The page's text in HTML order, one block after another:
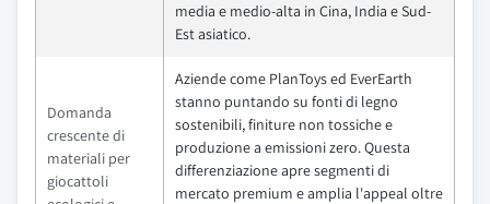
media e medio-alta in Cina, India e Sud-
Est asiatico.
Domanda
crescente di
materiali per
giocattoli
Aziende come PlanToys ed EverEarth
stanno puntando su fonti di legno
sostenibili, finiture non tossiche e
produzione a emissioni zero. Questa
differenziazione apre segmenti di
mercato premium e amplia l'appeal oltre